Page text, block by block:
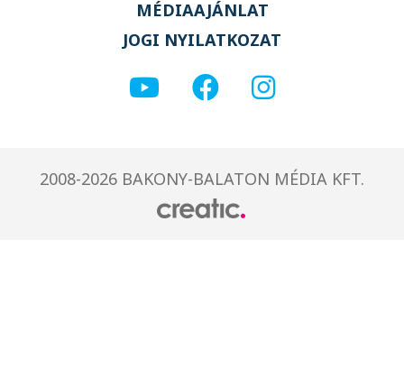
MÉDIAAJÁNLAT
JOGI NYILATKOZAT
2008-2026 BAKONY-BALATON MÉDIA KFT.